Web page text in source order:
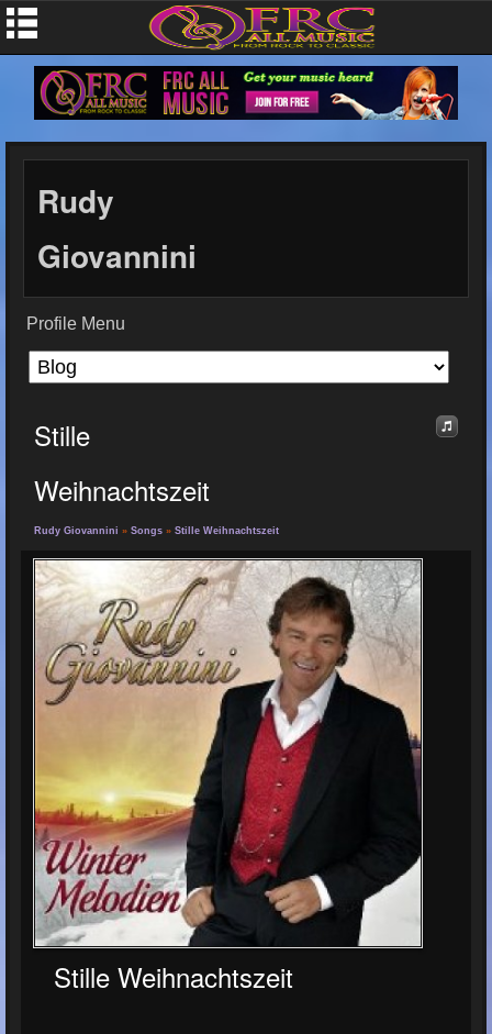
Rudy
Giovannini
Profile Menu
Stille
Weihnachtszeit
Rudy Giovannini » Songs » Stille Weihnachtszeit
Stille Weihnachtszeit